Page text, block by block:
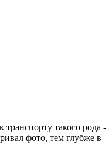
такого рода -
фото, тем глубже в